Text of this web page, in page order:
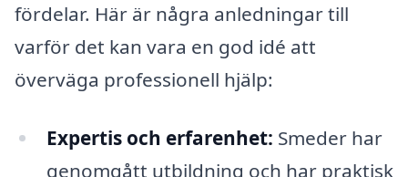
fördelar. Här är några anledningar till
varför det kan vara en god idé att
överväga professionell hjälp:
Expertis och erfarenhet: Smeder har
genomgått utbildning och har praktisk